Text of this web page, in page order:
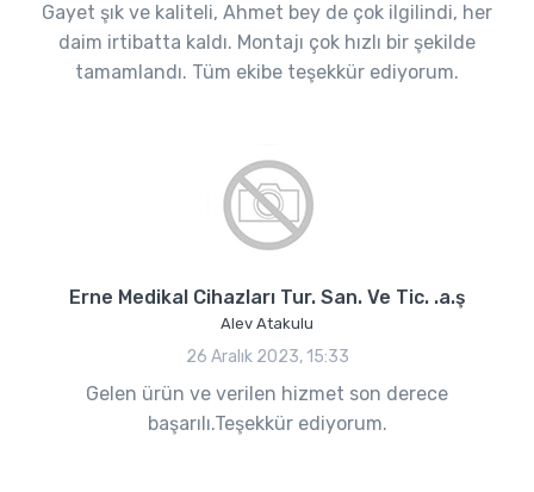
Gayet şık ve kaliteli, Ahmet bey de çok ilgilindi, her
daim irtibatta kaldı. Montajı çok hızlı bir şekilde
tamamlandı. Tüm ekibe teşekkür ediyorum.
Erne Medikal Cihazları Tur. San. Ve Tic. .a.ş
Alev Atakulu
26 Aralık 2023, 15:33
Gelen ürün ve verilen hizmet son derece
başarılı.Teşekkür ediyorum.